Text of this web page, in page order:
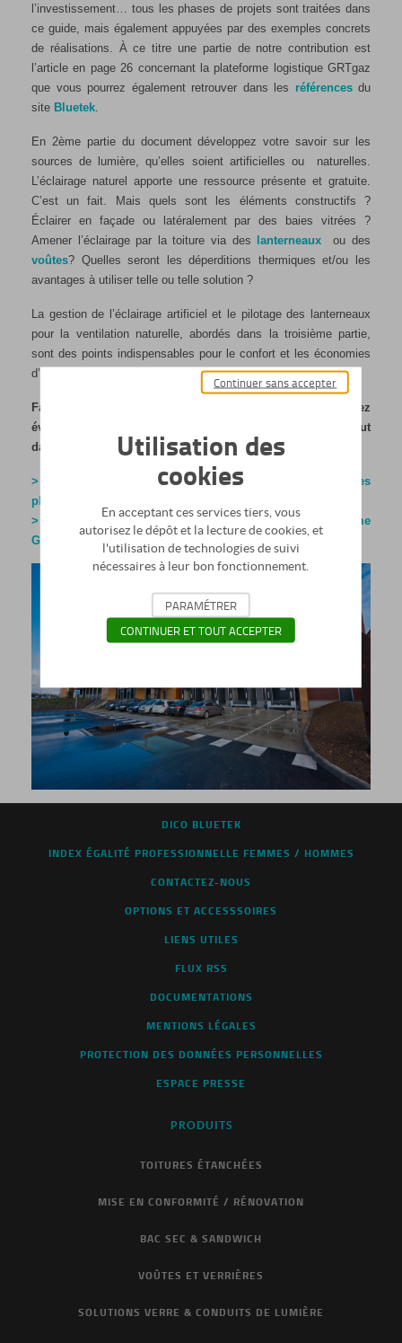
l’investissement… tous les phases de projets sont traitées dans
ce guide, mais également appuyées par des exemples concrets
de réalisations. À ce titre une partie de notre contribution est
l’article en page 26 concernant la plateforme logistique GRTgaz
que vous pourrez également retrouver dans les référencesdu
site Bluetek
En 2ème partie du document développez votre savoir sur les
sources de lumière, qu’elles soient artificielles ou naturelles.
L’éclairage naturel apporte une ressource présente et gratuite.
C’est un fait. Mais quels sont les éléments constructifs ?
Éclairer en façade ou latéralement par des baies vitrées ?
Amener l’éclairage par la toiture via des
lanterneaux
ou des
voûtes? Quelles seront les déperditions thermiques et/ou les
avantages à utiliser telle ou telle solution ?
La gestion de l’éclairage artificiel et le pilotage des lanterneaux
pour la ventilation naturelle, abordés dans la troisième partie,
sont des points indispensables pour le confort et les économies
d’énergie dans les plateformes logistiques.
Faites un bilan complet de votre savoir-faire et découvrez
éventuellement de nouvelles informations utiles… le tout
dans un guide efficace et pratique.
> Télécharger le guide complet ‘’Rénover l’éclairage des
plateformes logistiques et entrepôts’’
> En savoir plus sur les produits utilisés sur la Plateforme
GRTGaz
DICO BLUETEK
INDEX ÉGALITÉ PROFESSIONNELLE FEMMES / HOMMES
CONTACTEZ-NOUS
OPTIONS ET ACCESSSOIRES
LIENS UTILES
FLUX RSS
DOCUMENTATIONS
MENTIONS LÉGALES
PROTECTION DES DONNÉES PERSONNELLES
ESPACE PRESSE
PRODUITS
TOITURES ÉTANCHÉES
MISE EN CONFORMITÉ / RÉNOVATION
BAC SEC & SANDWICH
VOÛTES ET VERRIÈRES
SOLUTIONS VERRE & CONDUITS DE LUMIÈRE
Utilisation des
cookies
En acceptant ces services tiers, vous
autorisez le dépôt et la lecture de cookies, et
l'utilisation de technologies de suivi
nécessaires à leur bon fonctionnement.
Continuer sans accepter
PARAMÉTRER
CONTINUER ET TOUT ACCEPTER